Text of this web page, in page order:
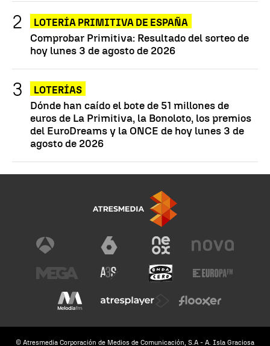
LOTERÍA PRIMITIVA DE ESPAÑA
Comprobar Primitiva: Resultado del sorteo de
hoy lunes 3 de agosto de 2026
LOTERÍAS
Dónde han caído el bote de 51 millones de
euros de La Primitiva, la Bonoloto, los premios
del EuroDreams y la ONCE de hoy lunes 3 de
agosto de 2026
© Atresmedia Corporación de Medios de Comunicación, S.A - A. Isla Graciosa